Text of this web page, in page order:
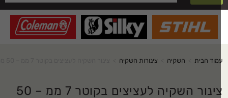
הבית > השקיה > צינורות השקיה >
צינור השקיה לעציצים בקוטר 7 ממ – 50